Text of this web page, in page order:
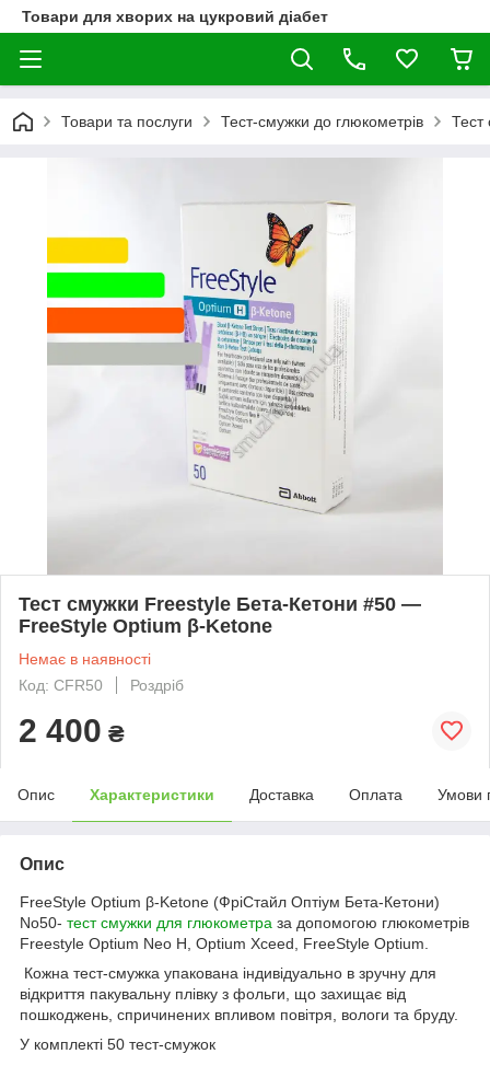
Товари для хворих на цукровий діабет
Товари та послуги Тест-смужки до глюкометрів Тест
Тест смужки Freestyle Бета-Кетони #50 —
FreeStyle Optium β-Ketone
Немає в наявності
Код: CFR50
Роздріб
2 400 ₴
Опис Характеристики Доставка Оплата Умови
Опис
FreeStyle Optium β-Ketone (ФріСтайл Оптіум Бета-Кетони)
No50- тест смужки для глюкометра за допомогою глюкометрів
Freestyle Optium Neo H, Optium Xceed, FreeStyle Optium.
Кожна тест-смужка упакована індивідуально в зручну для
відкриття пакувальну плівку з фольги, що захищає від
пошкоджень, спричинених впливом повітря, вологи та бруду.
У комплекті 50 тест-смужок